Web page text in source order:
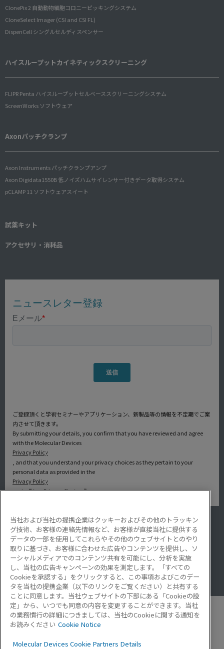
ClonePix 2 自動動物細胞コロニーピッキングシステム
CloneSelect Imager (CSI and CSI FL)
DispenCell シングルセルディスペンサー
ハイスループットカイネティックスクリーニング
FLIPR Penta ハイスループットセルベーススクリーニングシステム
ScreenWorks ソフトウェア
Axonパッチクランプ
Axon Instruments パッチクランプアンプ
Axon Digidata1550B 低ノイズハムサイレンサー付きデータ取得システム
pCLAMP 11 ソフトウェアスイート
試薬キット
アクセサリ・消耗品
ご登録頂くと学術セミナーやアプリケーション、新製品等の情報を不定期でご案
内させて頂きます。
By submitting your details, you confirm that you have reviewed and agree
with the Molecular Devices
Privacy Policy
, and that you understand your privacy choices as they pertain to your
personal data as provided in the
Privacy Policy
under “Your Privacy Choices”.
アプリケーション
サービス・サポート
導入事例
Lab Note
アプリケーションノート
Resource Hub
Video Gallery
当社および当社の提携企業はクッキーおよびその他のトラッキン
グ技術、お客様の連絡先情報など、お客様が直接当社に提供する
データの一部を使用してこれらやその他のウェブサイトとのやり
取りに基づき、お客様に合わせた広告やコンテンツを提供し、ソ
ーシャルメディアでのコンテンツ共有を可能にし、分析を実施
し、当社の広告キャンペーンの効果を測定します。「すべての
Cookieを承認する」をクリックすると、この事項およびこのデー
タを当社の提携企業（以下のリンクをご覧ください）と共有する
ことに同意します。当社ウェブサイトの下部にある「Cookieの設
定」から、いつでも同意の内容を変更することができます。当社
の業務慣行の詳細につきましては、当社のCookieに関する通知を
お読みください Cookie Notice
Molecular Devices Cookie Partners Details